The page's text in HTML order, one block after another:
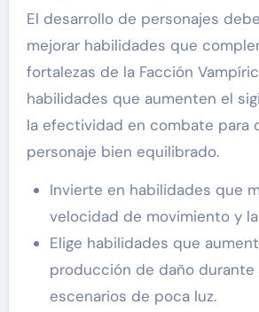
El desarrollo de personajes
mejorar habilidades que
fortalezas de la Facción
habilidades que aumenten el
la efectividad en combate para
personaje bien equilibrado.
Invierte en habilidades que
velocidad de movimiento y
Elige habilidades que
producción de daño durante
escenarios de poca luz.